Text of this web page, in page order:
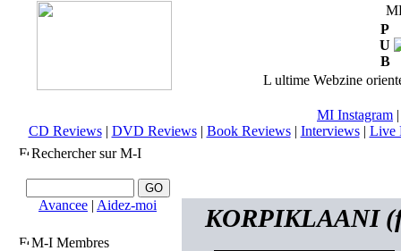
P
U
B
L ultime Webzine
MI Instagram
CD Reviews| DVD Reviews| Book Reviews| Interviews| Live
Rechercher sur M-I
Avancee | Aidez-moi
M-I Membres
KORPIKLAANI